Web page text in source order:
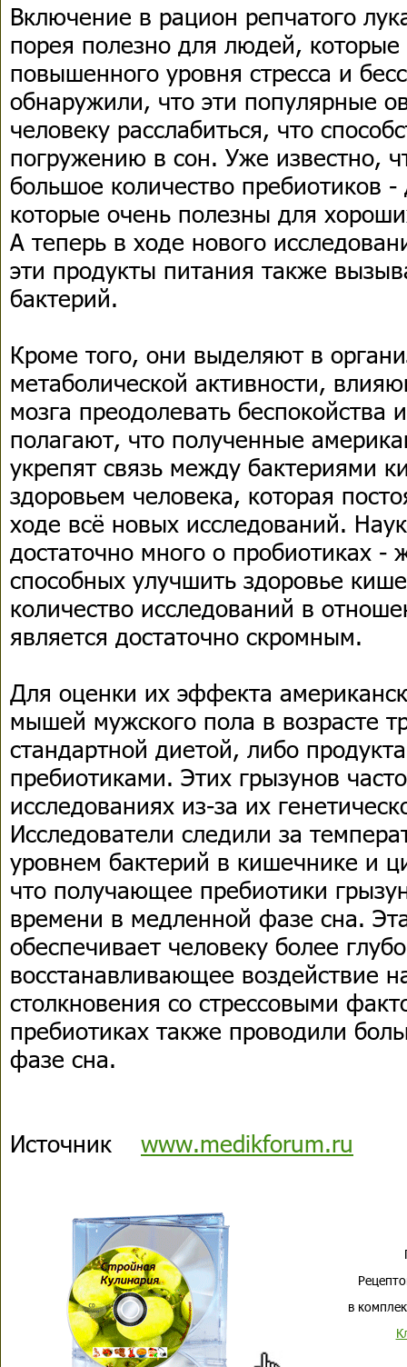
Включение в рацион репчатого
порея полезно для людей, которые
повышенного уровня стресса и
обнаружили, что эти популярные
человеку расслабиться, что
погружению в сон. Уже известно,
большое количество пребиотиков
которые очень полезны для
А теперь в ходе нового
эти продукты питания также
бактерий.
Кроме того, они выделяют в
метаболической активности,
мозга преодолевать беспокойства
полагают, что полученные
укрепят связь между бактериями
здоровьем человека, которая
ходе всё новых исследований.
достаточно много о пробиотиках -
способных улучшить здоровье
количество исследований в
является достаточно скромным.
Для оценки их эффекта
мышей мужского пола в возрасте
стандартной диетой, либо
пребиотиками. Этих грызунов
исследованиях из-за их
Исследователи следили за
уровнем бактерий в кишечнике и
что получающее пребиотики
времени в медленной фазе сна.
обеспечивает человеку более
восстанавливающее воздействие
столкновения со стрессовыми
пребиотиках также проводили
фазе сна.
Источник www.medikforum.ru
в